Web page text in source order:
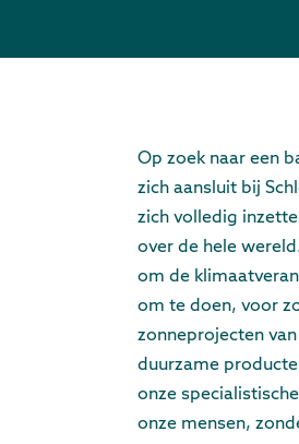
Op zoek naar een
zich aansluit bij
zich volledig
over de hele
om de
om te doen, voor
zonneprojecten
duurzame
onze
onze mensen,